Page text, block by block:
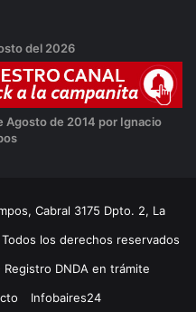
del 2026
Agosto de 2014 por Ignacio
Cabral 3175 Dpto. 2, La
los derechos reservados
DNDA en trámite
Infobaires24